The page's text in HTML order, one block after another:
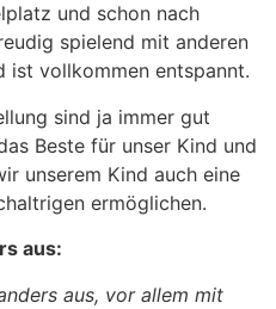
und schon nach
spielend mit anderen
ist vollkommen entspannt.
sind ja immer gut
Beste für unser Kind und
unserem Kind auch eine
ermöglichen.
aus:
aus, vor allem mit